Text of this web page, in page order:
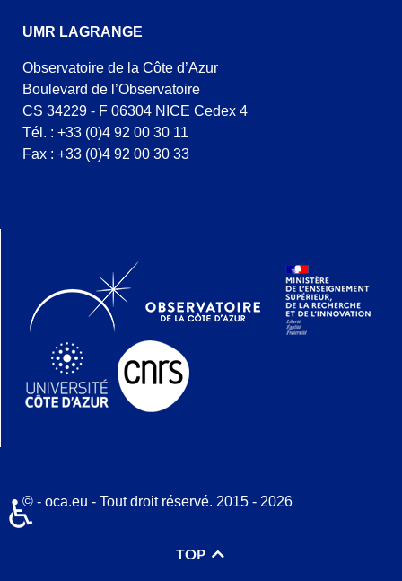
UMR LAGRANGE
Observatoire de la Côte d’Azur
Boulevard de l’Observatoire
CS 34229 - F 06304 NICE Cedex 4
Tél. : +33 (0)4 92 00 30 11
Fax : +33 (0)4 92 00 30 33
© - oca.eu - Tout droit réservé. 2015 - 2026
TOP